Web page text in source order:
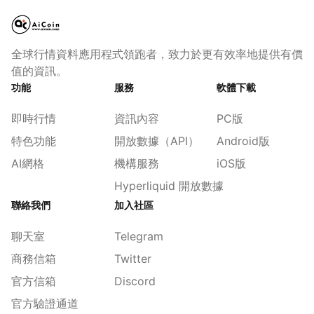
全球行情資料應用程式領跑者，致力於更有效率地提供有價
值的資訊。
功能
即時行情
特色功能
AI網格
服務
資訊內容
開放數據（API）
機構服務
Hyperliquid 開放數據
軟體下載
PC版
Android版
iOS版
聯絡我們
聊天室
商務信箱
官方信箱
官方驗證通道
加入社區
Telegram
Twitter
Discord